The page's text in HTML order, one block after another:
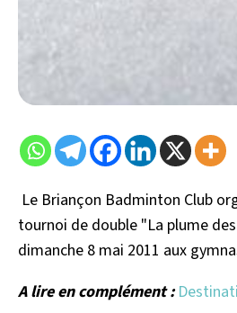
Le Briançon Badminton Club
tournoi de double "La plume
dimanche 8 mai 2011 aux
A lire en complément :